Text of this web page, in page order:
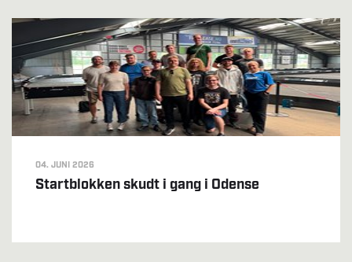
04. JUNI 2026
Startblokken skudt i gang i Odense